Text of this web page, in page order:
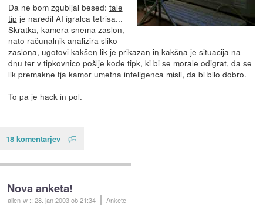
Da ne bom zgubljal besed: tale
tip je naredil AI igralca tetrisa...
Skratka, kamera snema zaslon,
nato računalnik analizira sliko
zaslona, ugotovi kakšen lik je prikazan in kakšna je situacija na
dnu ter v tipkovnico pošlje kode tipk, ki bi se morale odigrat, da se
lik premakne tja kamor umetna inteligenca misli, da bi bilo dobro.
To pa je hack in pol.
18 komentarjev
Nova anketa!
alien-w ::28. jan 2003ob 21:34 Ankete